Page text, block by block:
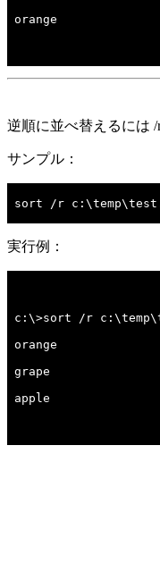
逆順に並べ替えるには /
サンプル：
sort /r
実行例：